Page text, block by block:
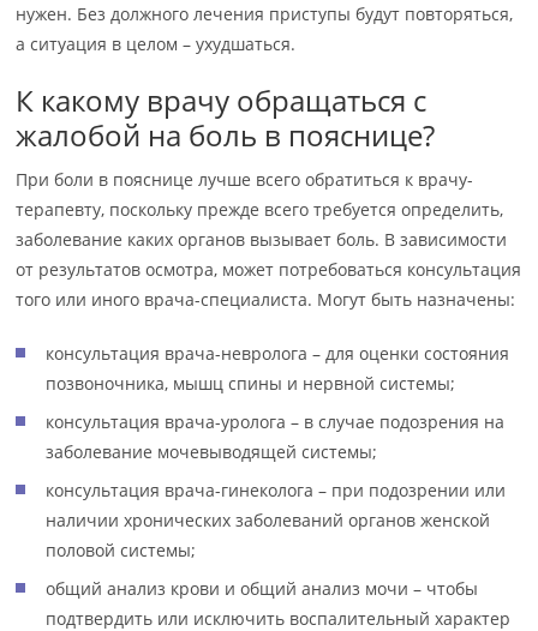
нужен. Без должного лечения приступы будут повторяться,
а ситуация в целом – ухудшаться.
К какому врачу обращаться с
жалобой на боль в пояснице?
При боли в пояснице лучше всего обратиться к врачу-
терапевту, поскольку прежде всего требуется определить,
заболевание каких органов вызывает боль. В зависимости
от результатов осмотра, может потребоваться консультация
того или иного врача-специалиста. Могут быть назначены:
консультация врача-невролога – для оценки состояния
позвоночника, мышц спины и нервной системы;
консультация врача-уролога – в случае подозрения на
заболевание мочевыводящей системы;
консультация врача-гинеколога – при подозрении или
наличии хронических заболеваний органов женской
половой системы;
общий анализ крови и общий анализ мочи – чтобы
подтвердить или исключить воспалительный характер